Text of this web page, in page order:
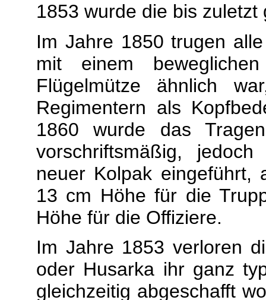
1853 wurde die bis
Im Jahre 1850 trugen
mit einem
Flügelmütze ähnlich
Regimentern als
1860 wurde das
vorschriftsmäßig,
neuer Kolpak eingeführt,
13 cm Höhe für die
Höhe für die Offiziere.
Im Jahre 1853 verloren
oder Husarka ihr ganz
gleichzeitig abgeschafft